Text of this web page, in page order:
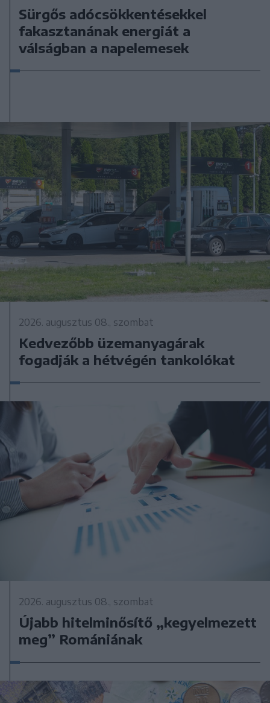
Sürgős adócsökkentésekkel
fakasztanának energiát a
válságban a napelemesek
2026. augusztus 08., szombat
Kedvezőbb üzemanyagárak
fogadják a hétvégén tankolókat
2026. augusztus 08., szombat
Újabb hitelminősítő „kegyelmezett
meg” Romániának